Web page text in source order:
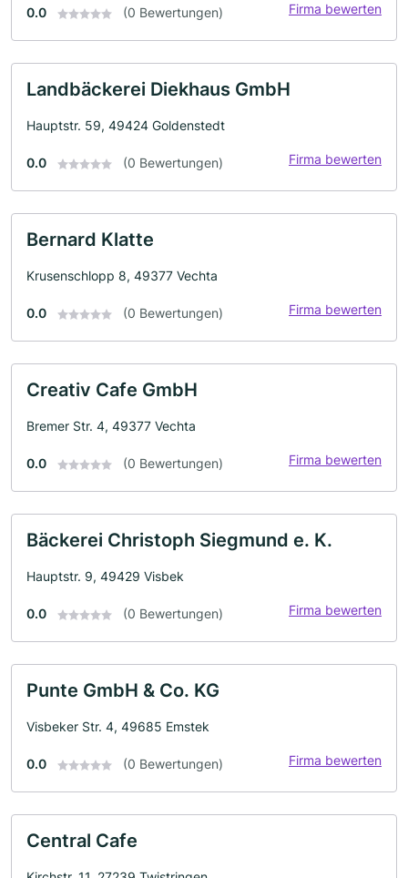
0.0 (0 Bewertungen) Firma bewerten
Landbäckerei Diekhaus GmbH
Hauptstr. 59, 49424 Goldenstedt
0.0 (0 Bewertungen) Firma bewerten
Bernard Klatte
Krusenschlopp 8, 49377 Vechta
0.0 (0 Bewertungen) Firma bewerten
Creativ Cafe GmbH
Bremer Str. 4, 49377 Vechta
0.0 (0 Bewertungen) Firma bewerten
Bäckerei Christoph Siegmund e. K.
Hauptstr. 9, 49429 Visbek
0.0 (0 Bewertungen) Firma bewerten
Punte GmbH & Co. KG
Visbeker Str. 4, 49685 Emstek
0.0 (0 Bewertungen) Firma bewerten
Central Cafe